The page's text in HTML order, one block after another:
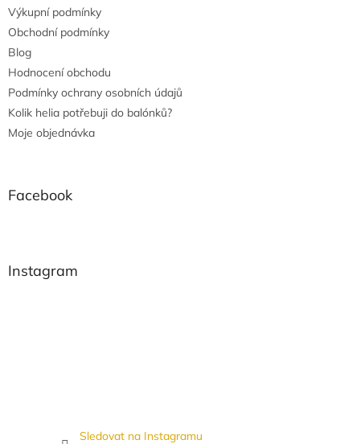
Výkupní podmínky
Obchodní podmínky
Blog
Hodnocení obchodu
Podmínky ochrany osobních údajů
Kolik helia potřebuji do balónků?
Moje objednávka
Facebook
Instagram
Sledovat na Instagramu